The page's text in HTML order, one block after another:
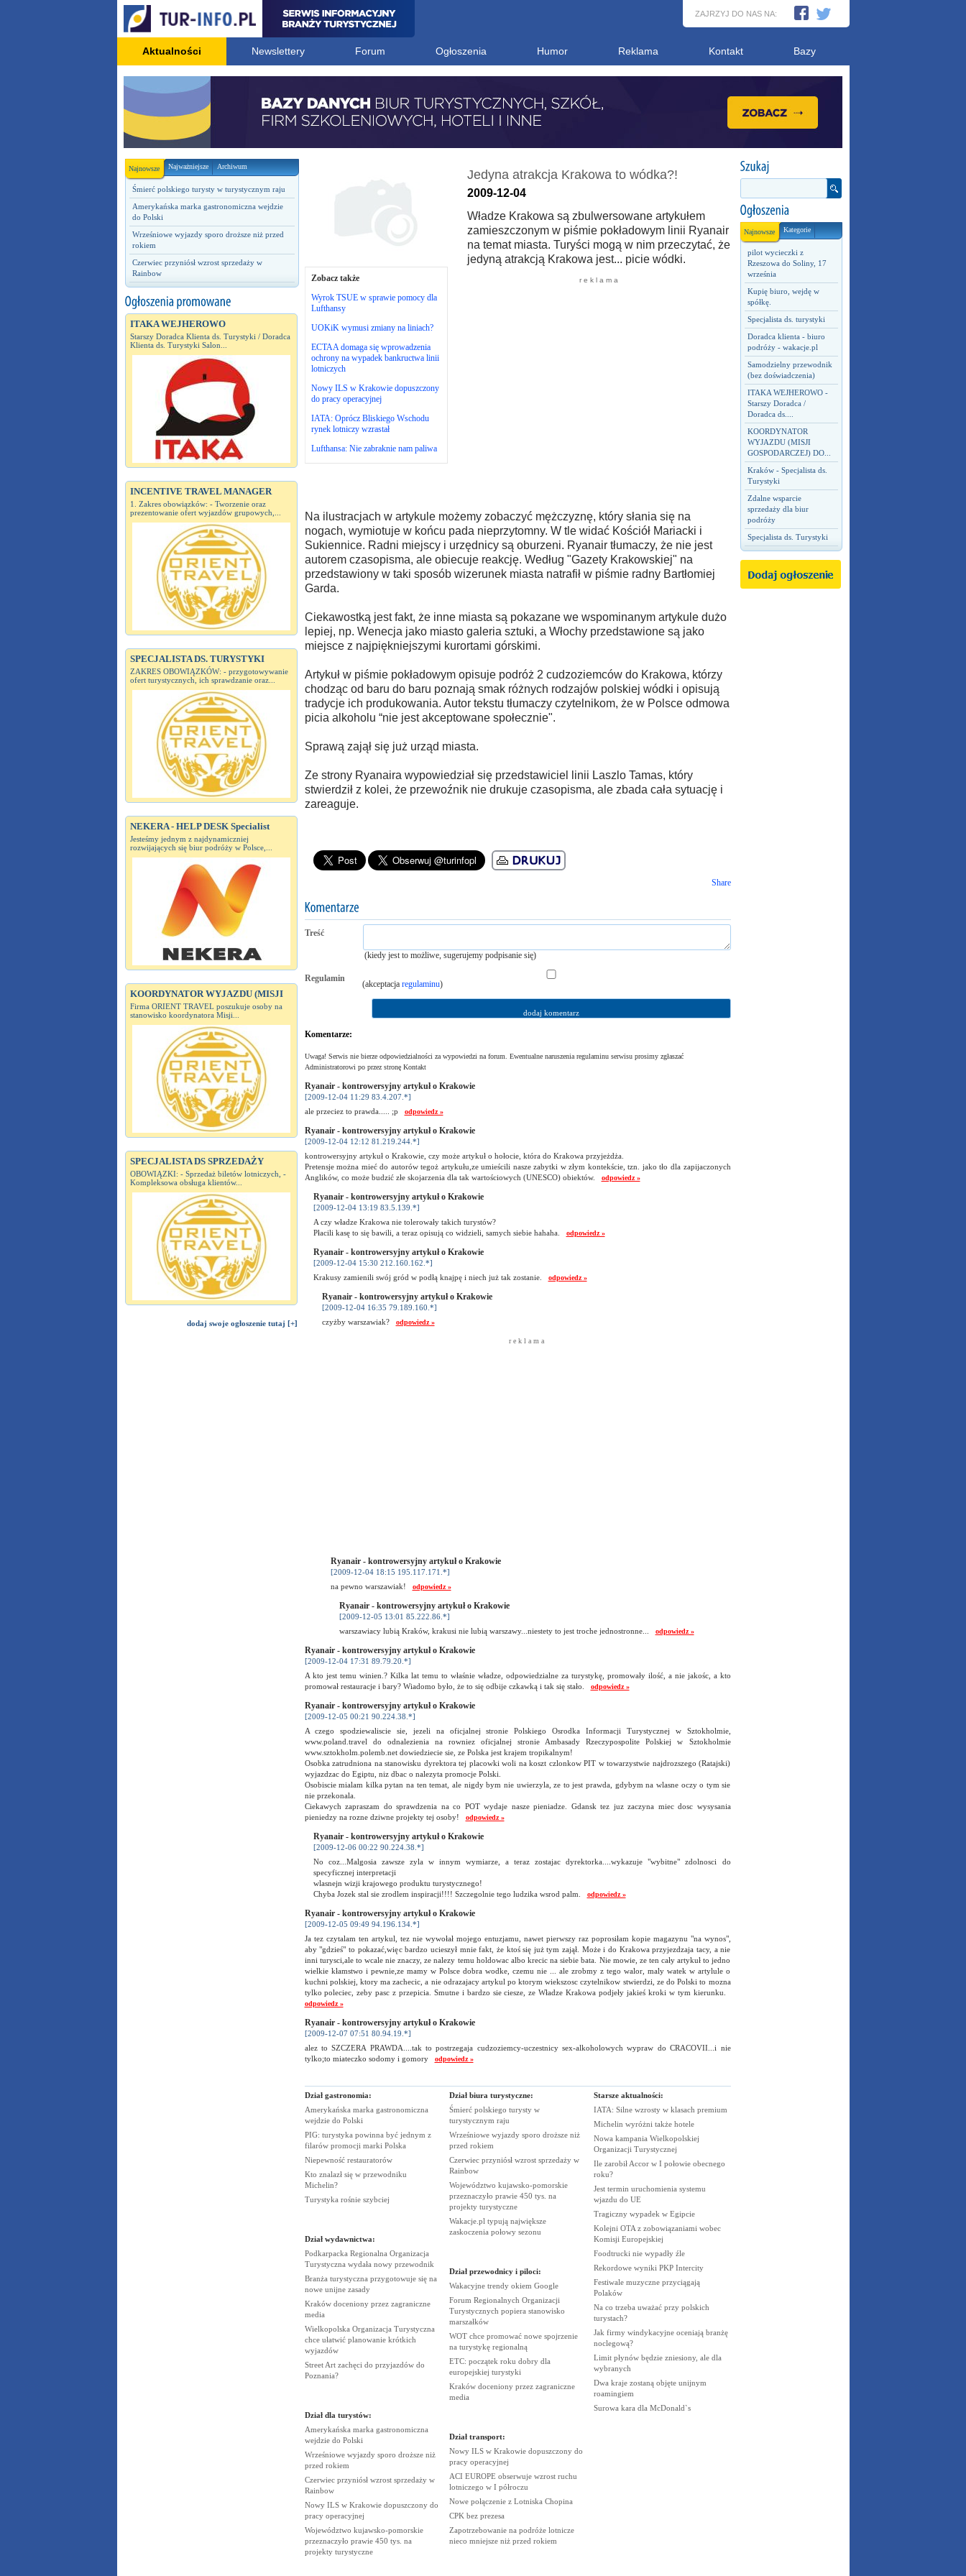
ZAJRZYJ DO NAS NA:
Aktualności Newslettery Forum Ogłoszenia Humor Reklama Kontakt Bazy
Najnowsze Najważniejsze Archiwum
Śmierć polskiego turysty w turystycznym raju
Amerykańska marka gastronomiczna wejdzie
do Polski
Wrześniowe wyjazdy sporo droższe niż przed
rokiem
Czerwiec przyniósł wzrost sprzedaży w
Rainbow
ITAKA WEJHEROWO
Starszy Doradca Klienta ds. Turystyki / Doradca
Klienta ds. Turystyki Salon...
INCENTIVE TRAVEL MANAGER
1. Zakres obowiązków: - Tworzenie oraz
prezentowanie ofert wyjazdów grupowych,...
SPECJALISTA DS. TURYSTYKI
ZAKRES OBOWIĄZKÓW: - przygotowywanie
ofert turystycznych, ich sprawdzanie oraz...
NEKERA - HELP DESK Specialist
Jesteśmy jednym z najdynamiczniej
rozwijających się biur podróży w Polsce,...
KOORDYNATOR WYJAZDU (MISJI
Firma ORIENT TRAVEL poszukuje osoby na
stanowisko koordynatora Misji...
SPECJALISTA DS SPRZEDAŻY
OBOWIĄZKI: - Sprzedaż biletów lotniczych, -
Kompleksowa obsługa klientów...
dodaj swoje ogłoszenie tutaj [+]
Najnowsze Kategorie
pilot wycieczki z
Rzeszowa do Soliny, 17
września
Kupię biuro, wejdę w
spółkę.
Specjalista ds. turystyki
Doradca klienta - biuro
podróży - wakacje.pl
Samodzielny przewodnik
(bez doświadczenia)
ITAKA WEJHEROWO -
Starszy Doradca /
Doradca ds....
KOORDYNATOR
WYJAZDU (MISJI
GOSPODARCZEJ) DO...
Kraków - Specjalista ds.
Turystyki
Zdalne wsparcie
sprzedaży dla biur
podróży
Specjalista ds. Turystyki
Zobacz także
Wyrok TSUE w sprawie pomocy dla
Lufthansy
UOKiK wymusi zmiany na liniach?
ECTAA domaga się wprowadzenia
ochrony na wypadek bankructwa linii
lotniczych
Nowy ILS w Krakowie dopuszczony
do pracy operacyjnej
IATA: Oprócz Bliskiego Wschodu
rynek lotniczy wzrastał
Lufthansa: Nie zabraknie nam paliwa
Jedyna atrakcja Krakowa to wódka?!
2009-12-04
Władze Krakowa są zbulwersowane artykułem
zamieszczonym w piśmie pokładowym linii Ryanair
na temat miasta. Turyści mogą w nim przeczytać, że
jedyną atrakcją Krakowa jest... picie wódki.
r e k l a m a
Na ilustracjach w artykule możemy zobaczyć mężczyznę, który słania się na
nogach, wymiotuje w końcu pada nieprzytomny. W tle widać Kościół Mariacki i
Sukiennice. Radni miejscy i urzędnicy są oburzeni. Ryanair tłumaczy, że nie jest
autorem czasopisma, ale obiecuje reakcję. Według "Gazety Krakowskiej" na
przedstawiony w taki sposób wizerunek miasta natrafił w piśmie radny Bartłomiej
Garda.
Ciekawostką jest fakt, że inne miasta są pokazane we wspominanym artykule dużo
lepiej, np. Wenecja jako miasto galeria sztuki, a Włochy przedstawione są jako
miejsce z najpiękniejszymi kurortami górskimi.
Artykuł w piśmie pokładowym opisuje podróż 2 cudzoziemców do Krakowa, którzy
chodząc od baru do baru poznają smak różnych rodzajów polskiej wódki i opisują
tradycje ich produkowania. Autor tekstu tłumaczy czytelnikom, że w Polsce odmowa
picia alkoholu “nie jest akceptowane społecznie".
Sprawą zajął się już urząd miasta.
Ze strony Ryanaira wypowiedział się przedstawiciel linii Laszlo Tamas, który
stwierdził z kolei, że przewoźnik nie drukuje czasopisma, ale zbada cała sytuację i
zareaguje.
Share
Treść
(kiedy jest to możliwe, sugerujemy podpisanie się)
Regulamin
(akceptacja regulaminu)
Komentarze:
Uwaga! Serwis nie bierze odpowiedzialności za wypowiedzi na forum. Ewentualne naruszenia regulaminu serwisu prosimy zgłaszać
Administratorowi po przez stronę Kontakt
Ryanair - kontrowersyjny artykuł o Krakowie
[2009-12-04 11:29 83.4.207.*]
ale przeciez to prawda..... ;p odpowiedz »
Ryanair - kontrowersyjny artykuł o Krakowie
[2009-12-04 12:12 81.219.244.*]
kontrowersyjny artykuł o Krakowie, czy może artykuł o hołocie, która do Krakowa przyjeżdża.
Pretensje można mieć do autorów tegoż artykułu,ze umieścili nasze zabytki w złym kontekście, tzn. jako tło dla zapijaczonych
Anglików, co może budzić złe skojarzenia dla tak wartościowych (UNESCO) obiektów. odpowiedz »
Ryanair - kontrowersyjny artykuł o Krakowie
[2009-12-04 13:19 83.5.139.*]
A czy władze Krakowa nie tolerowały takich turystów?
Płacili kasę to się bawili, a teraz opisują co widzieli, samych siebie hahaha. odpowiedz »
Ryanair - kontrowersyjny artykuł o Krakowie
[2009-12-04 15:30 212.160.162.*]
Krakusy zamienili swój gród w podłą knajpę i niech już tak zostanie. odpowiedz »
Ryanair - kontrowersyjny artykuł o Krakowie
[2009-12-04 16:35 79.189.160.*]
czyżby warszawiak? odpowiedz »
r e k l a m a
Ryanair - kontrowersyjny artykuł o Krakowie
[2009-12-04 18:15 195.117.171.*]
na pewno warszawiak! odpowiedz »
Ryanair - kontrowersyjny artykuł o Krakowie
[2009-12-05 13:01 85.222.86.*]
warszawiacy lubią Kraków, krakusi nie lubią warszawy...niestety to jest troche jednostronne... odpowiedz »
Ryanair - kontrowersyjny artykuł o Krakowie
[2009-12-04 17:31 89.79.20.*]
A kto jest temu winien.? Kilka lat temu to właśnie władze, odpowiedzialne za turystykę, promowały ilość, a nie jakośc, a kto
promował restauracje i bary? Wiadomo było, że to się odbije czkawką i tak się stało. odpowiedz »
Ryanair - kontrowersyjny artykuł o Krakowie
[2009-12-05 00:21 90.224.38.*]
A czego spodziewaliscie sie, jezeli na oficjalnej stronie Polskiego Osrodka Informacji Turystycznej w Sztokholmie,
www.poland.travel do odnalezienia na rowniez oficjalnej stronie Ambasady Rzeczypospolite Polskiej w Sztokholmie
www.sztokholm.polemb.net dowiedziecie sie, ze Polska jest krajem tropikalnym!
Osobka zatrudniona na stanowisku dyrektora tej placowki woli na koszt czlonkow PIT w towarzystwie najdrozszego (Ratajski)
wyjazdzac do Egiptu, niz dbac o nalezyta promocje Polski.
Osobiscie mialam kilka pytan na ten temat, ale nigdy bym nie uwierzyla, ze to jest prawda, gdybym na wlasne oczy o tym sie
nie przekonala.
Ciekawych zapraszam do sprawdzenia na co POT wydaje nasze pieniadze. Gdansk tez juz zaczyna miec dosc wysysania
pieniedzy na rozne dziwne projekty tej osoby! odpowiedz »
Ryanair - kontrowersyjny artykuł o Krakowie
[2009-12-06 00:22 90.224.38.*]
No coz...Malgosia zawsze zyla w innym wymiarze, a teraz zostajac dyrektorka....wykazuje "wybitne" zdolnosci do
specyficznej interpretacji
wlasnejn wizji krajowego produktu turystycznego!
Chyba Jozek stal sie zrodlem inspiracji!!!! Szczegolnie tego ludzika wsrod palm. odpowiedz »
Ryanair - kontrowersyjny artykuł o Krakowie
[2009-12-05 09:49 94.196.134.*]
Ja tez czytalam ten artykul, tez nie wywołał mojego entuzjamu, nawet pierwszy raz poprosiłam kopie magazynu "na wynos",
aby "gdzieś" to pokazać,więc bardzo ucieszył mnie fakt, że ktoś się już tym zajął. Może i do Krakowa przyjezdzaja tacy, a nie
inni turysci,ale to wcale nie znaczy, ze nalezy temu holdowac albo krecic na siebie bata. Nie mowie, ze ten cały artykuł to jedno
wielkie kłamstwo i pewnie,ze mamy w Polsce dobra wodke, czemu nie ... ale zrobmy z tego walor, maly watek w artylule o
kuchni polskiej, ktory ma zachecic, a nie odrazajacy artykul po ktorym wiekszosc czytelnikow stwierdzi, ze do Polski to mozna
tylko poleciec, zeby pasc z przepicia. Smutne i bardzo sie ciesze, ze Władze Krakowa podjeły jakieś kroki w tym kierunku.
odpowiedz »
Ryanair - kontrowersyjny artykuł o Krakowie
[2009-12-07 07:51 80.94.19.*]
alez to SZCZERA PRAWDA....tak to postrzegaja cudzoziemcy-uczestnicy sex-alkoholowych wypraw do CRACOVII...i nie
tylko;to miateczko sodomy i gomory odpowiedz »
Dział gastronomia:
Amerykańska marka gastronomiczna
wejdzie do Polski
PIG: turystyka powinna być jednym z
filarów promocji marki Polska
Niepewność restauratorów
Kto znalazł się w przewodniku
Michelin?
Turystyka rośnie szybciej
Dział wydawnictwa:
Podkarpacka Regionalna Organizacja
Turystyczna wydała nowy przewodnik
Branża turystyczna przygotowuje się na
nowe unijne zasady
Kraków doceniony przez zagraniczne
media
Wielkopolska Organizacja Turystyczna
chce ułatwić planowanie krótkich
wyjazdów
Street Art zachęci do przyjazdów do
Poznania?
Dział dla turystów:
Amerykańska marka gastronomiczna
wejdzie do Polski
Wrześniowe wyjazdy sporo droższe niż
przed rokiem
Czerwiec przyniósł wzrost sprzedaży w
Rainbow
Nowy ILS w Krakowie dopuszczony do
pracy operacyjnej
Województwo kujawsko-pomorskie
przeznaczyło prawie 450 tys. na
projekty turystyczne
Dział biura turystyczne:
Śmierć polskiego turysty w
turystycznym raju
Wrześniowe wyjazdy sporo droższe niż
przed rokiem
Czerwiec przyniósł wzrost sprzedaży w
Rainbow
Województwo kujawsko-pomorskie
przeznaczyło prawie 450 tys. na
projekty turystyczne
Wakacje.pl typują największe
zaskoczenia połowy sezonu
Dział przewodnicy i piloci:
Wakacyjne trendy okiem Google
Forum Regionalnych Organizacji
Turystycznych popiera stanowisko
marszałków
WOT chce promować nowe spojrzenie
na turystykę regionalną
ETC: początek roku dobry dla
europejskiej turystyki
Kraków doceniony przez zagraniczne
media
Dział transport:
Nowy ILS w Krakowie dopuszczony do
pracy operacyjnej
ACI EUROPE obserwuje wzrost ruchu
lotniczego w I półroczu
Nowe połączenie z Lotniska Chopina
CPK bez prezesa
Zapotrzebowanie na podróże lotnicze
nieco mniejsze niż przed rokiem
Starsze aktualności:
IATA: Silne wzrosty w klasach premium
Michelin wyróżni także hotele
Nowa kampania Wielkopolskiej
Organizacji Turystycznej
Ile zarobił Accor w I połowie obecnego
roku?
Jest termin uruchomienia systemu
wjazdu do UE
Tragiczny wypadek w Egipcie
Kolejni OTA z zobowiązaniami wobec
Komisji Europejskiej
Foodtrucki nie wypadły źle
Rekordowe wyniki PKP Intercity
Festiwale muzyczne przyciągają
Polaków
Na co trzeba uważać przy polskich
turystach?
Jak firmy windykacyjne oceniają branżę
noclegową?
Limit płynów będzie zniesiony, ale dla
wybranych
Dwa kraje zostaną objęte unijnym
roamingiem
Surowa kara dla McDonald`s